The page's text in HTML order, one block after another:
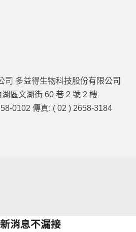
司 多益得生物科技股份有限公司
區文湖街 60 巷 2 號 2 樓
0102 傳真: ( 02 ) 2658-3184
消息不漏接